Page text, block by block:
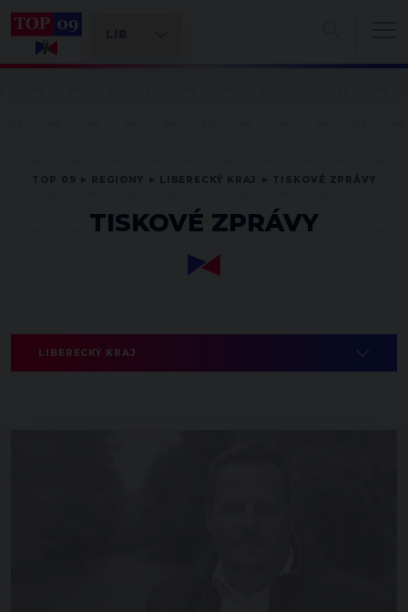
TISKOVÉ ZPRÁVY
LIBERECKÝ KRAJ